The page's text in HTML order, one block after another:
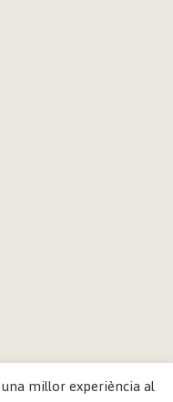
millor experiència al